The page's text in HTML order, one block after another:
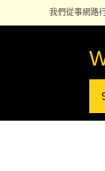
我們從事網路